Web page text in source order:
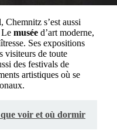
s’est aussi
Le musée d’art moderne,
Ses expositions
visiteurs de toute
des festivals de
artistiques où se
voir et où dormir